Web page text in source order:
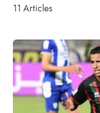
11 Articles